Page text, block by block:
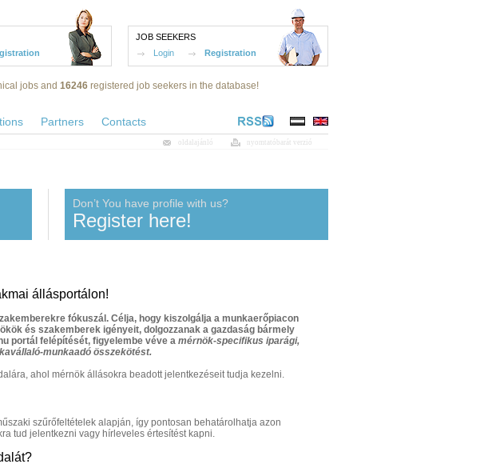
jobs and 16246 registered job seekers in the database!
JOB SEEKERS
Login
Registration
Partners Contacts
oldalajánló nyomtatóbarát verzió
Don’t You have profile with us?
Register here!
állásportálon!
fókuszál. Célja, hogy kiszolgálja a munkaerőpiacon
és szakemberek igényeit, dolgozzanak a gazdaság bármely
portál felépítését, figyelembe véve a mérnök-specifikus iparági,
munkaadó összekötést.
ahol mérnök állásokra beadott jelentkezéseit tudja kezelni.
szűrőfeltételek alapján, így pontosan behatárolhatja azon
tud jelentkezni vagy hírleveles értesítést kapni.